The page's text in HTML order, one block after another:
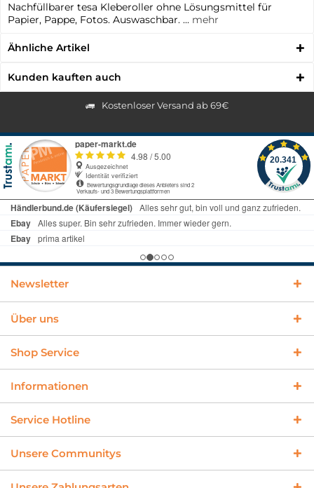
Nachfüllbarer tesa Kleberoller ohne Lösungsmittel für
Papier, Pappe, Fotos. Auswaschbar. ... mehr
Ähnliche Artikel
Kunden kauften auch
Kostenloser Versand ab 69€
Newsletter
Über uns
Shop Service
Informationen
Service Hotline
Unsere Communitys